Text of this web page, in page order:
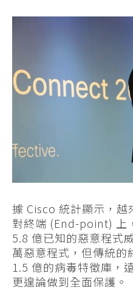
據 Cisco 統計顯示，
對終端 (End-point) 上
5.8 億已知的惡意程式
萬惡意程式，但傳統的
1.5 億的病毒特徵庫，
更遑論做到全面保護。